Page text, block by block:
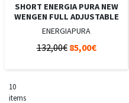
SHORT ENERGIA PURA NEW
WENGEN FULL ADJUSTABLE
ENERGIAPURA
132,00€ 85,00€
10
items